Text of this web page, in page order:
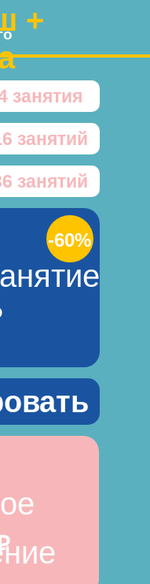
+
занятия
занятий
занятий
-60%